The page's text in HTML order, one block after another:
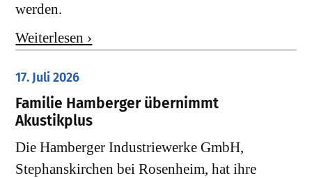
werden.
Weiterlesen ›
17. Juli 2026
Familie Hamberger übernimmt
Akustikplus
Die Hamberger Industriewerke GmbH,
Stephanskirchen bei Rosenheim, hat ihre